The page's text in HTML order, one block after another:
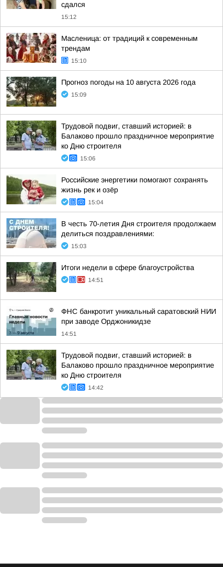
сдался
15:12
Масленица: от традиций к современным
трендам
15:10
Прогноз погоды на 10 августа 2026 года
15:09
Трудовой подвиг, ставший историей: в
Балаково прошло праздничное мероприятие
ко Дню строителя
15:06
Российские энергетики помогают сохранять
жизнь рек и озёр
15:04
В честь 70-летия Дня строителя продолжаем
делиться поздравлениями:
15:03
Итоги недели в сфере благоустройства
14:51
ФНС банкротит уникальный саратовский НИИ
при заводе Орджоникидзе
14:51
Трудовой подвиг, ставший историей: в
Балаково прошло праздничное мероприятие
ко Дню строителя
14:42